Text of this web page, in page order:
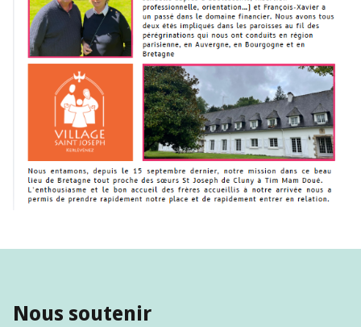
Nous soutenir